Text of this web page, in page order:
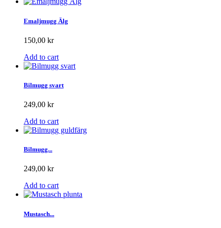
Emaljmugg Älg
150,00 kr
Add to cart
Bilmugg svart
249,00 kr
Add to cart
Bilmugg...
249,00 kr
Add to cart
Mustasch...